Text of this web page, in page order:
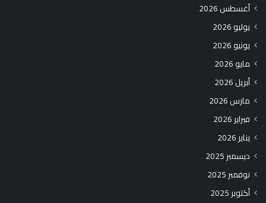
أغسطس 2026
يوليو 2026
يونيو 2026
مايو 2026
أبريل 2026
مارس 2026
فبراير 2026
يناير 2026
ديسمبر 2025
نوفمبر 2025
أكتوبر 2025